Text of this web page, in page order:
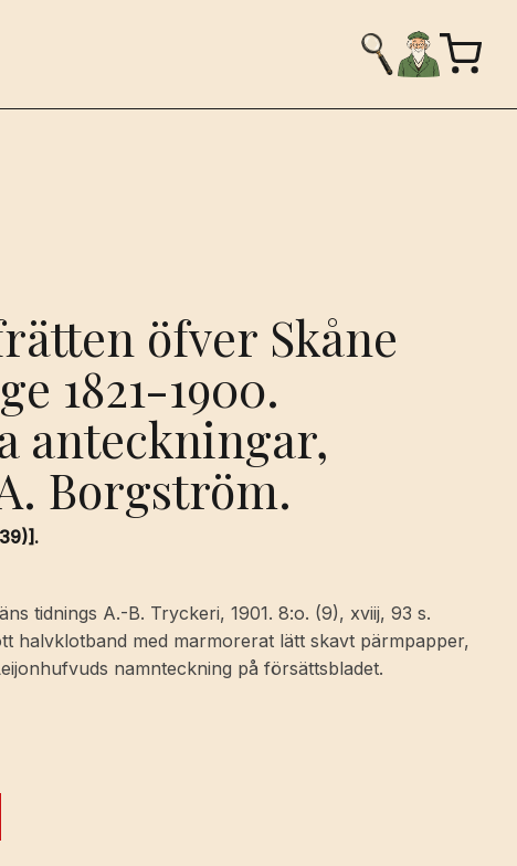
öfver Skåne
1821-1900.
anteckningar,
Borgström.
tidnings A.-B. Tryckeri, 1901. 8:o. (9), xviij, 93 s.
halvklotband med marmorerat lätt skavt pärmpapper,
namnteckning på försättsbladet.